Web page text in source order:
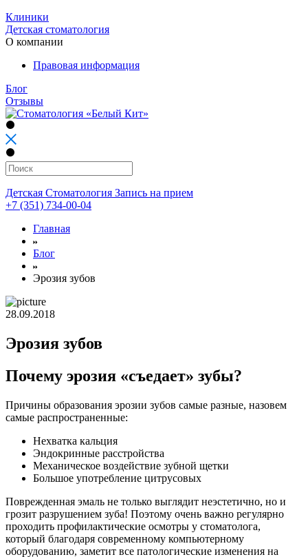
Клиники
Детская стоматология
О компании
Правовая информация
Блог
Отзывы
Детская Стоматология Запись на прием
+7 (351) 734-00-04
Главная
Блог
Эрозия зубов
28.09.2018
Эрозия зубов
Почему эрозия «съедает» зубы?
Причины образования эрозии зубов самые разные, назовем
самые распространенные:
Нехватка кальция
Эндокринные расстройства
Механическое воздействие зубной щетки
Большое употребление цитрусовых
Поврежденная эмаль не только выглядит неэстетично, но и
грозит разрушением зуба! Поэтому очень важно регулярно
проходить профилактические осмотры у стоматолога,
который благодаря современному компьютерному
оборудованию, заметит все патологические изменения на